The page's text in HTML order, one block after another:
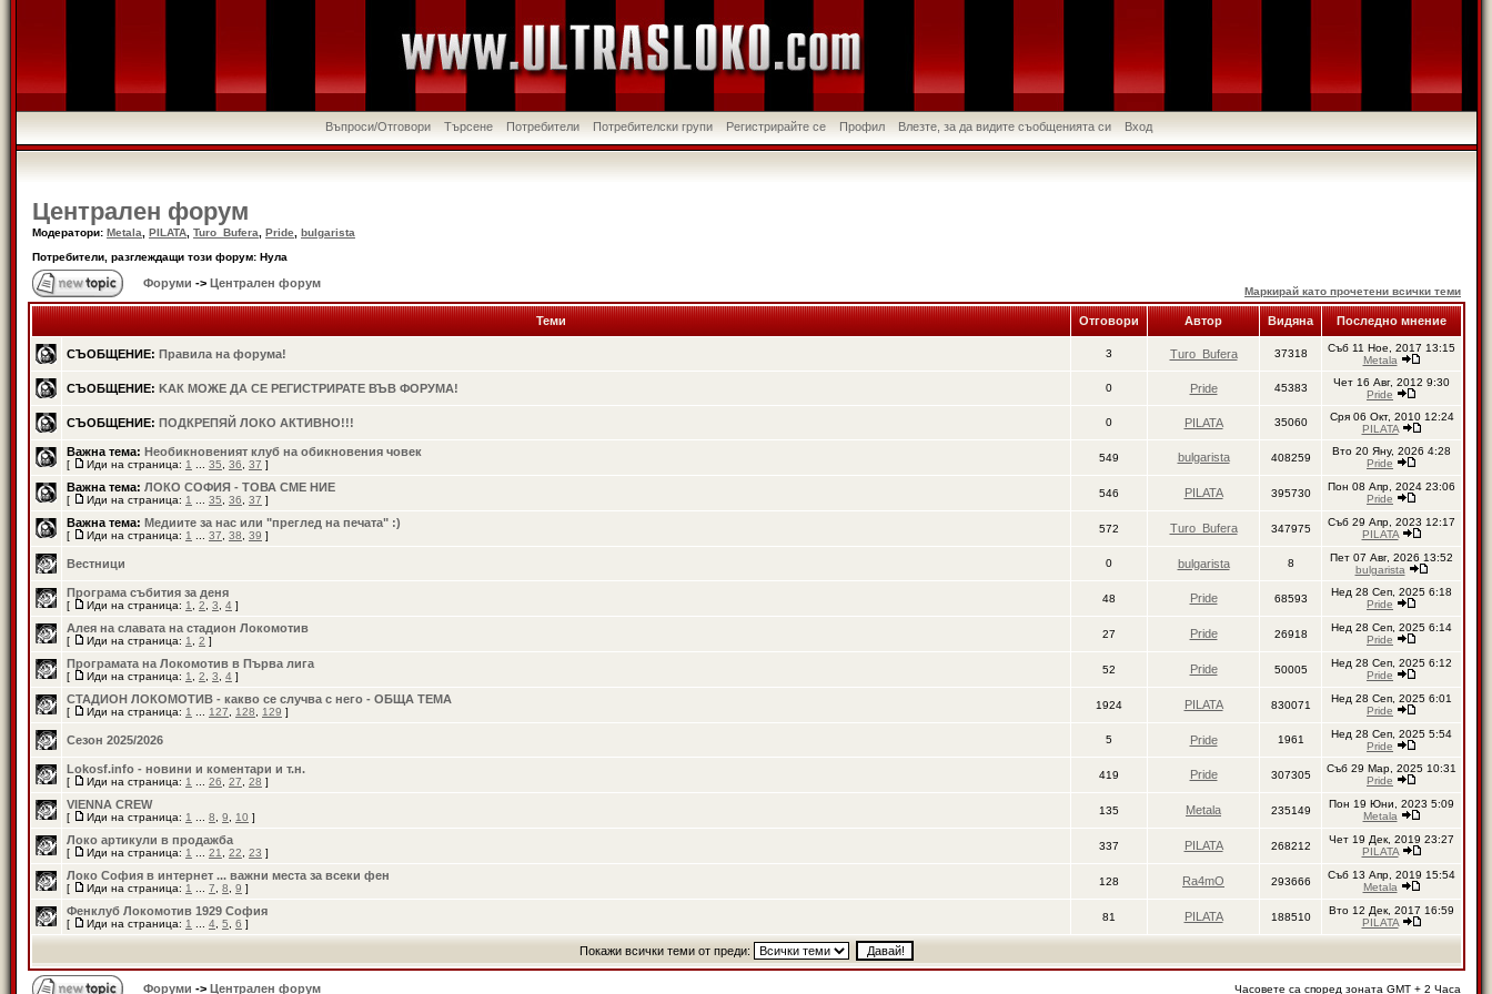
Въпроси/Отговори Търсене Потребители Потребителски групи Регистрирайте се Профил Влезте, за да видите съобщенията си Вход
Централен форум
Модератори: Metala PILATA Turo_Bufera Pride
bulgarista
Потребители, разглеждащи този форум: Нула
Форуми -> Централен форум
Маркирай като прочетени всички теми
Теми Отговори Автор Видяна Последно мнение
СЪОБЩЕНИЕ: Правила на форума! 3 Turo_Bufera 37318
Съб 11 Ное, 2017 13:15
Metala
СЪОБЩЕНИЕ: KАК МОЖЕ ДА СЕ РЕГИСТРИРАТЕ ВЪВ ФОРУМА! 0 Pride 45383
Чет 16 Авг, 2012 9:30
Pride
СЪОБЩЕНИЕ: ПОДКРЕПЯЙ ЛОКО АКТИВНО!!! 0 PILATA 35060
Сря 06 Окт, 2010 12:24
PILATA
Важна тема: Необикновеният клуб на обикновения човек
[ Иди на страница: 1 35 36 37 ]
549 bulgarista 408259
Вто 20 Яну, 2026 4:28
Pride
Важна тема: ЛОКО СОФИЯ - ТОВА СМЕ НИЕ
[ Иди на страница: 1 35 36 37 ]
546 PILATA 395730
Пон 08 Апр, 2024 23:06
Pride
Важна тема: Медиите за нас или "преглед на печата" :)
[ Иди на страница: 1 37 38 39 ]
572 Turo_Bufera 347975
Съб 29 Апр, 2023 12:17
PILATA
Вестници 0 bulgarista 8
Пет 07 Авг, 2026 13:52
bulgarista
Програма събития за деня
[ Иди на страница: 1 2 3 4 ]
48 Pride 68593
Нед 28 Сеп, 2025 6:18
Pride
Алея на славата на стадион Локомотив
[ Иди на страница: 1 2 ]
27 Pride 26918
Нед 28 Сеп, 2025 6:14
Pride
Програмата на Локомотив в Първа лига
[ Иди на страница: 1 2 3 4 ]
52 Pride 50005
Нед 28 Сеп, 2025 6:12
Pride
СТАДИОН ЛОКОМОТИВ - какво се случва с него - ОБЩА ТЕМА
[ Иди на страница: 1 127 128 129 ]
1924 PILATA 830071
Нед 28 Сеп, 2025 6:01
Pride
Сезон 2025/2026 5 Pride 1961
Нед 28 Сеп, 2025 5:54
Pride
Lokosf.info - новини и коментари и т.н.
[ Иди на страница: 1 26 27 28 ]
419 Pride 307305
Съб 29 Мар, 2025 10:31
Pride
VIENNA CREW
[ Иди на страница: 1 8 9 10 ]
135 Metala 235149
Пон 19 Юни, 2023 5:09
Metala
Локо артикули в продажба
[ Иди на страница: 1 21 22 23 ]
337 PILATA 268212
Чет 19 Дек, 2019 23:27
PILATA
Локо София в интернет ... важни места за всеки фен
[ Иди на страница: 1 7 8 9 ]
128 Ra4mO 293666
Съб 13 Апр, 2019 15:54
Metala
Фенклуб Локомотив 1929 София
[ Иди на страница: 1 4 5 6 ]
81 PILATA 188510
Вто 12 Дек, 2017 16:59
PILATA
Покажи всички теми от преди:
Форуми -> Централен форум Часовете са според зоната GMT + 2 Часа